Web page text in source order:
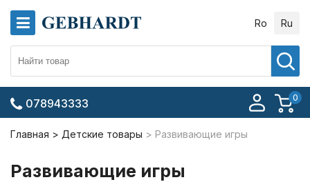
Ro Ru
0
078943333
Главная Детские товары Развивающие игры
Развивающие игры